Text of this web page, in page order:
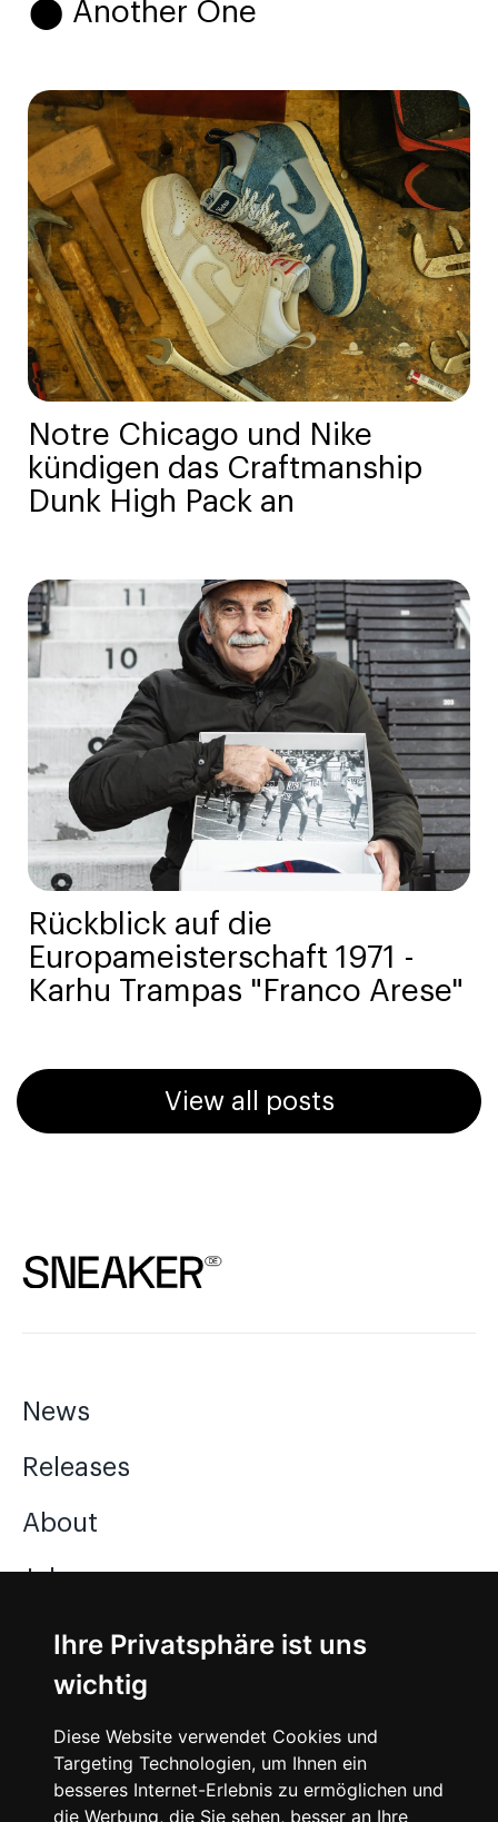
Ihre Privatsphäre ist uns
wichtig
Diese Website verwendet Cookies und
Targeting Technologien, um Ihnen ein
besseres Internet-Erlebnis zu ermöglichen und
die Werbung, die Sie sehen, besser an Ihre
⬤ Another One
Notre Chicago und Nike
kündigen das Craftmanship
Dunk High Pack an
Rückblick auf die
Europameisterschaft 1971 -
Karhu Trampas "Franco Arese"
View all posts
News
Releases
About
Jobs
Instagram
Facebook
Vimeo